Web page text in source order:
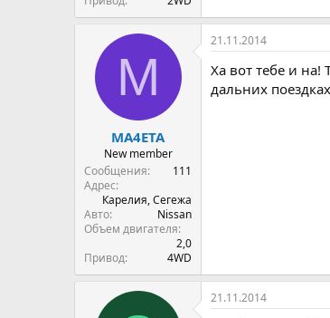
M
MA4ETA
New member
Сообщения
111
Адрес
Карелия, Сегежа
Авто
Nissan
Объем двигателя
2,0
Привод
4WD
21.11.2014
Ха вот тебе и на!
дальних
21.11.2014